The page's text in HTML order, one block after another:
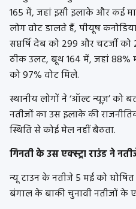
165 में, जहां इसी इलाके और कई
लोग वोट डालते हैं, पीयूष
सप्तर्षि देब को 299 और चटर्जी
ठीक उलट, बूथ 164 में, जहां 88%
को 97% वोट मिले.
स्थानीय लोगों ने ‘ऑल्ट न्यूज़’ को
नतीजों का उस इलाके की
स्थिति से कोई मेल नहीं बैठता.
गिनती के उस एक्स्ट्रा राउंड ने
न्यू टाउन के नतीजे 5 मई को
बंगाल के बाकी चुनावी नतीजों के